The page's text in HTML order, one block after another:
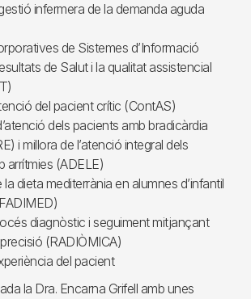
infermera de la demanda aguda
de Sistemes d’Informació
de Salut i la qualitat assistencial
del pacient crític (ContAS)
dels pacients amb bradicàrdia
i millora de l’atenció integral dels
arrítmies (ADELE)
dieta mediterrània en alumnes d’infantil
diagnòstic i seguiment mitjançant
(RADIÒMICA)
del pacient
la Dra. Encarna Grifell amb unes